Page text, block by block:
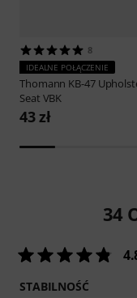
8
IDEALNE POŁĄCZENIE
Thomann KB-47
Seat VBK
43 zł
34
STABILNOŚĆ